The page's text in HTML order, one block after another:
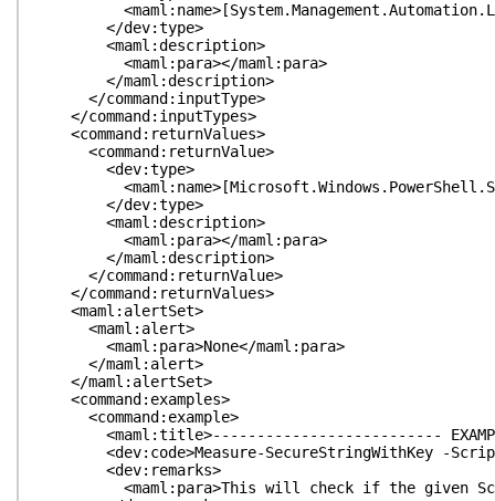
</dev:type>
<maml:description>
<maml:para></maml:para>
</maml:description>
</command:inputType>
</command:inputTypes>
<command:returnValues>
<command:returnValue>
<dev:type>
</dev:type>
<maml:description>
<maml:para></maml:para>
</maml:description>
</command:returnValue>
</command:returnValues>
<maml:alertSet>
<maml:alert>
<maml:para>None</maml:para>
</maml:alert>
</maml:alertSet>
<command:examples>
<command:example>
<maml:title>--------------------------
<dev:code>Measure-SecureStringWithKey -
<dev:remarks>
<maml:para>This will check if the given